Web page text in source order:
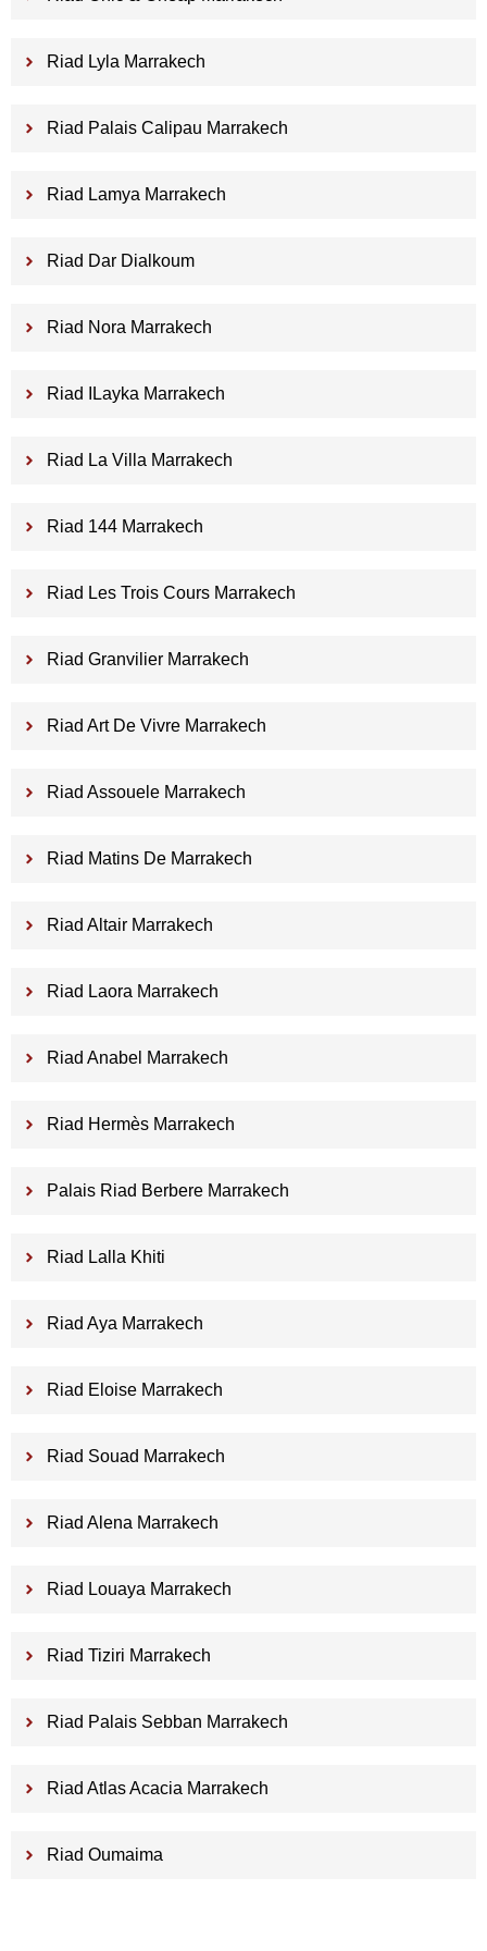
Riad Lyla Marrakech
Riad Palais Calipau Marrakech
Riad Lamya Marrakech
Riad Dar Dialkoum
Riad Nora Marrakech
Riad ILayka Marrakech
Riad La Villa Marrakech
Riad 144 Marrakech
Riad Les Trois Cours Marrakech
Riad Granvilier Marrakech
Riad Art De Vivre Marrakech
Riad Assouele Marrakech
Riad Matins De Marrakech
Riad Altair Marrakech
Riad Laora Marrakech
Riad Anabel Marrakech
Riad Hermès Marrakech
Palais Riad Berbere Marrakech
Riad Lalla Khiti
Riad Aya Marrakech
Riad Eloise Marrakech
Riad Souad Marrakech
Riad Alena Marrakech
Riad Louaya Marrakech
Riad Tiziri Marrakech
Riad Palais Sebban Marrakech
Riad Atlas Acacia Marrakech
Riad Oumaima